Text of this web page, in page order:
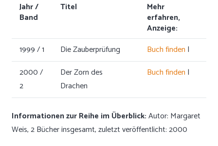
Jahr /
Band
Titel
Mehr
erfahren,
Anzeige:
1999 / 1
Die Zauberprüfung Buch finden |
2000 /
2
Der Zorn des
Drachen
Buch finden |
Informationen zur Reihe im Überblick:Autor: Margaret
Weis, 2 Bücher insgesamt, zuletzt veröffentlicht: 2000